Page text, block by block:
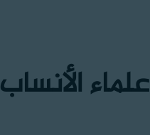
علماء الأنساب